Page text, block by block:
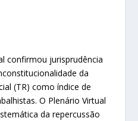
confirmou jurisprudência
da
(TR) como índice de
O Plenário Virtual
da repercussão